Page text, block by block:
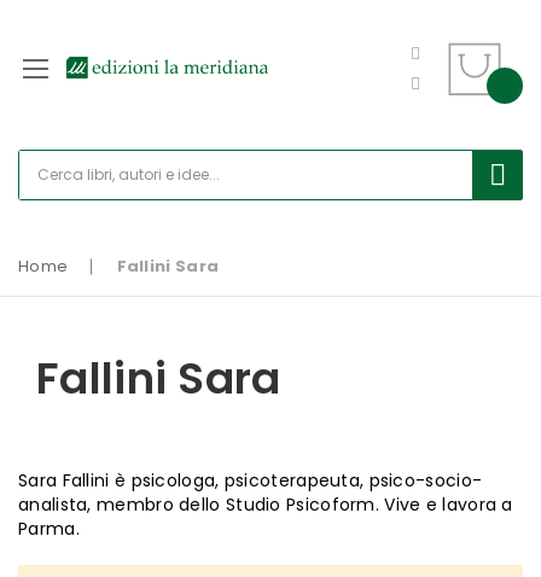
Home Fallini Sara
Fallini Sara
Sara Fallini è psicologa, psicoterapeuta, psico-socio-
analista, membro dello Studio Psicoform. Vive e lavora a
Parma.